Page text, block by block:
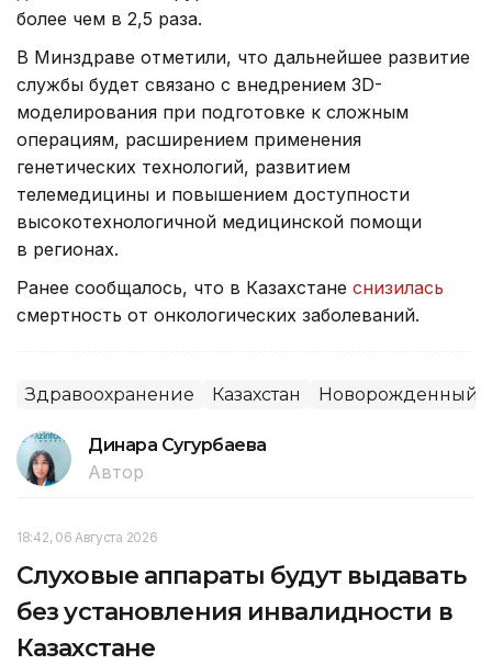
более чем в 2,5 раза.
В Минздраве отметили, что дальнейшее развитие
службы будет связано с внедрением 3D-
моделирования при подготовке к сложным
операциям, расширением применения
генетических технологий, развитием
телемедицины и повышением доступности
высокотехнологичной медицинской помощи
в регионах.
Ранее сообщалось, что в Казахстане снизилась
смертность от онкологических заболеваний.
Здравоохранение Казахстан Новорожденный
Динара Сугурбаева
Автор
18:42, 06 Августа 2026
Слуховые аппараты будут выдавать
без установления инвалидности в
Казахстане